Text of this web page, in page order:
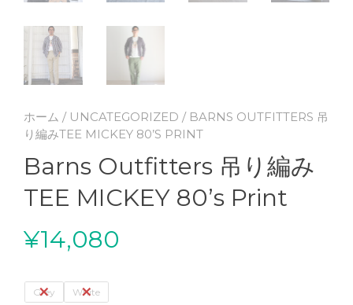
ホーム / UNCATEGORIZED / BARNS OUTFITTERS 吊
り編みTEE MICKEY 80’S PRINT
Barns Outfitters 吊り編み
TEE MICKEY 80’s Print
¥14,080
Grey White